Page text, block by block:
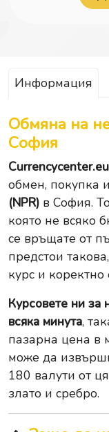
Информация
Обмяна на
София
Currencycenter.eu
обмен, покупка
(NPR) в София.
която не всяко
се връщате от
предстои
курс и коректно
Курсовете ни за
всяка минута,
пазарна цена в
може да
180 валути от
злато и сребро.